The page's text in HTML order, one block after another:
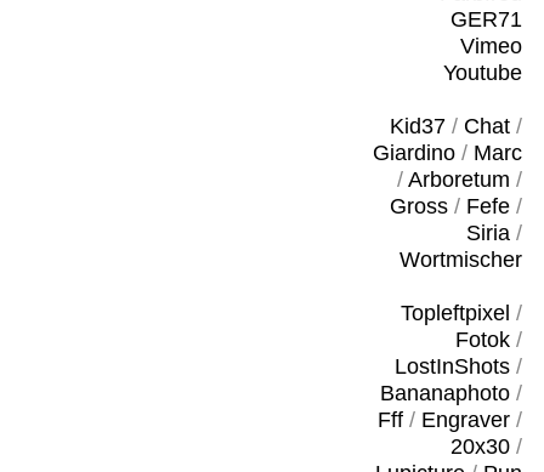
GER71
Vimeo
Youtube
Kid37/ Chat/
Giardino/ Marc
/ Arboretum /
Gross/ Fefe/
Siria/
Wortmischer
Topleftpixel /
Fotok/
LostInShots/
Bananaphoto/
Fff/ Engraver/
20x30/